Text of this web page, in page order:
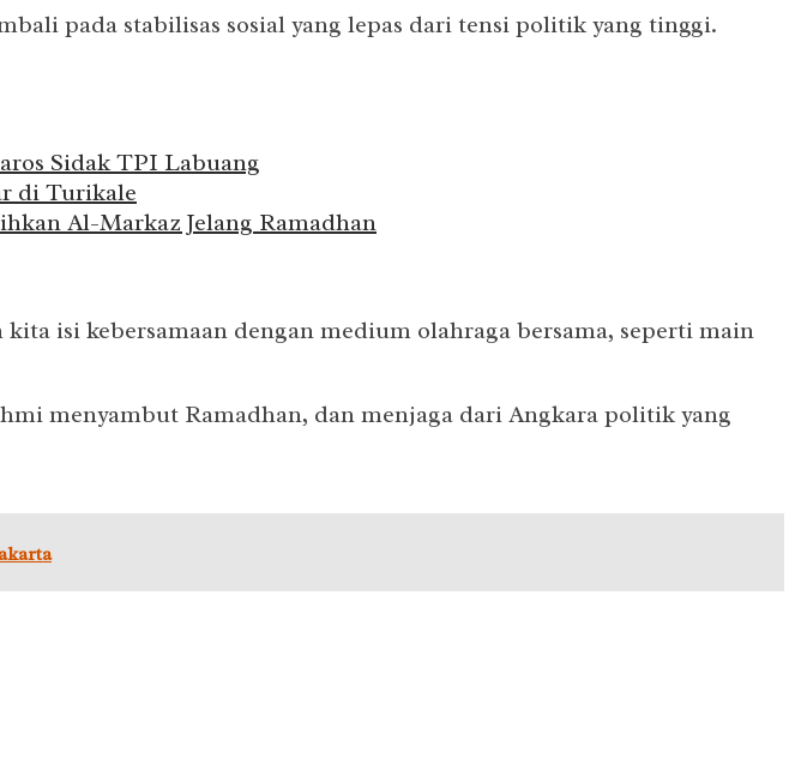
pada stabilisas sosial yang lepas dari tensi politik yang tinggi.
Sidak TPI Labuang
di Turikale
Al-Markaz Jelang Ramadhan
isi kebersamaan dengan medium olahraga bersama, seperti main
menyambut Ramadhan, dan menjaga dari Angkara politik yang